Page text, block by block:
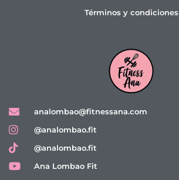
Términos y condiciones
analombao@fitnessana.com
@analombao.fit
@analombao.fit
Ana Lombao Fit